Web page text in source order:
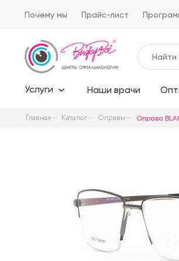
Почему мы Прайс-лист
Услуги Наши врачи
Главная Каталог Оправы Оправа